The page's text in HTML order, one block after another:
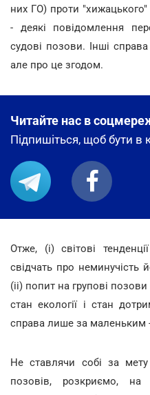
них ГО) проти "хижацького"
- деякі повідомлення
судові позови. Інші
але про це згодом.
Читайте нас в
Підпишіться, щоб бути в
Отже, (і) світові
свідчать про неминучість
(іі) попит на групові
стан екології і стан
справа лише за маленьким
Не ставлячи собі за
позовів, розкриємо,